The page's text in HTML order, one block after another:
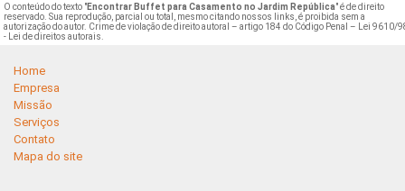
O conteúdo do texto "Encontrar Buffet para Casamento no Jardim República" é de direito
reservado. Sua reprodução, parcial ou total, mesmo citando nossos links, é proibida sem a
autorização do autor. Crime de violação de direito autoral – artigo 184 do Código Penal –
Lei 9610/
- Lei de direitos autorais
Home
Empresa
Missão
Serviços
Contato
Mapa do site